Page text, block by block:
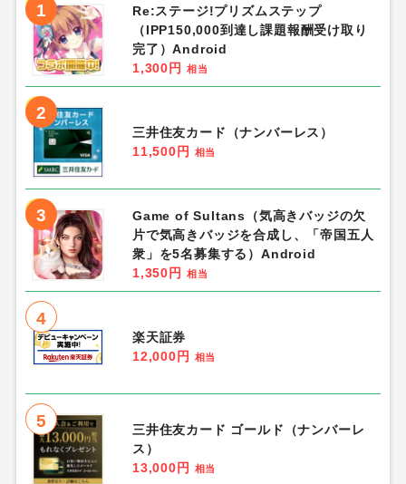
1
Re:ステージ!プリズムステップ
（IPP150,000到達し課題報酬受け取り
完了）Android
1,300円
相当
2
三井住友カード（ナンバーレス）
11,500円
相当
3
Game of Sultans（気高きバッジの欠
片で気高きバッジを合成し、「帝国五人
衆」を5名募集する）Android
1,350円
相当
4
楽天証券
12,000円
相当
5
三井住友カード ゴールド（ナンバーレ
ス）
13,000円
相当